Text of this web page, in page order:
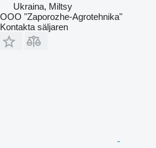
Ukraina, Miltsy
OOO "Zaporozhe-Agrotehnika"
Kontakta säljaren